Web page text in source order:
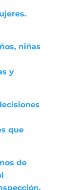
niñas
y
que
de